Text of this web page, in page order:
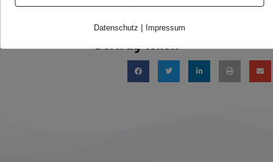
Foto/Video Credits: Adobe Stock / Gebärdenwelt.tv
Datenschutz | Impressum